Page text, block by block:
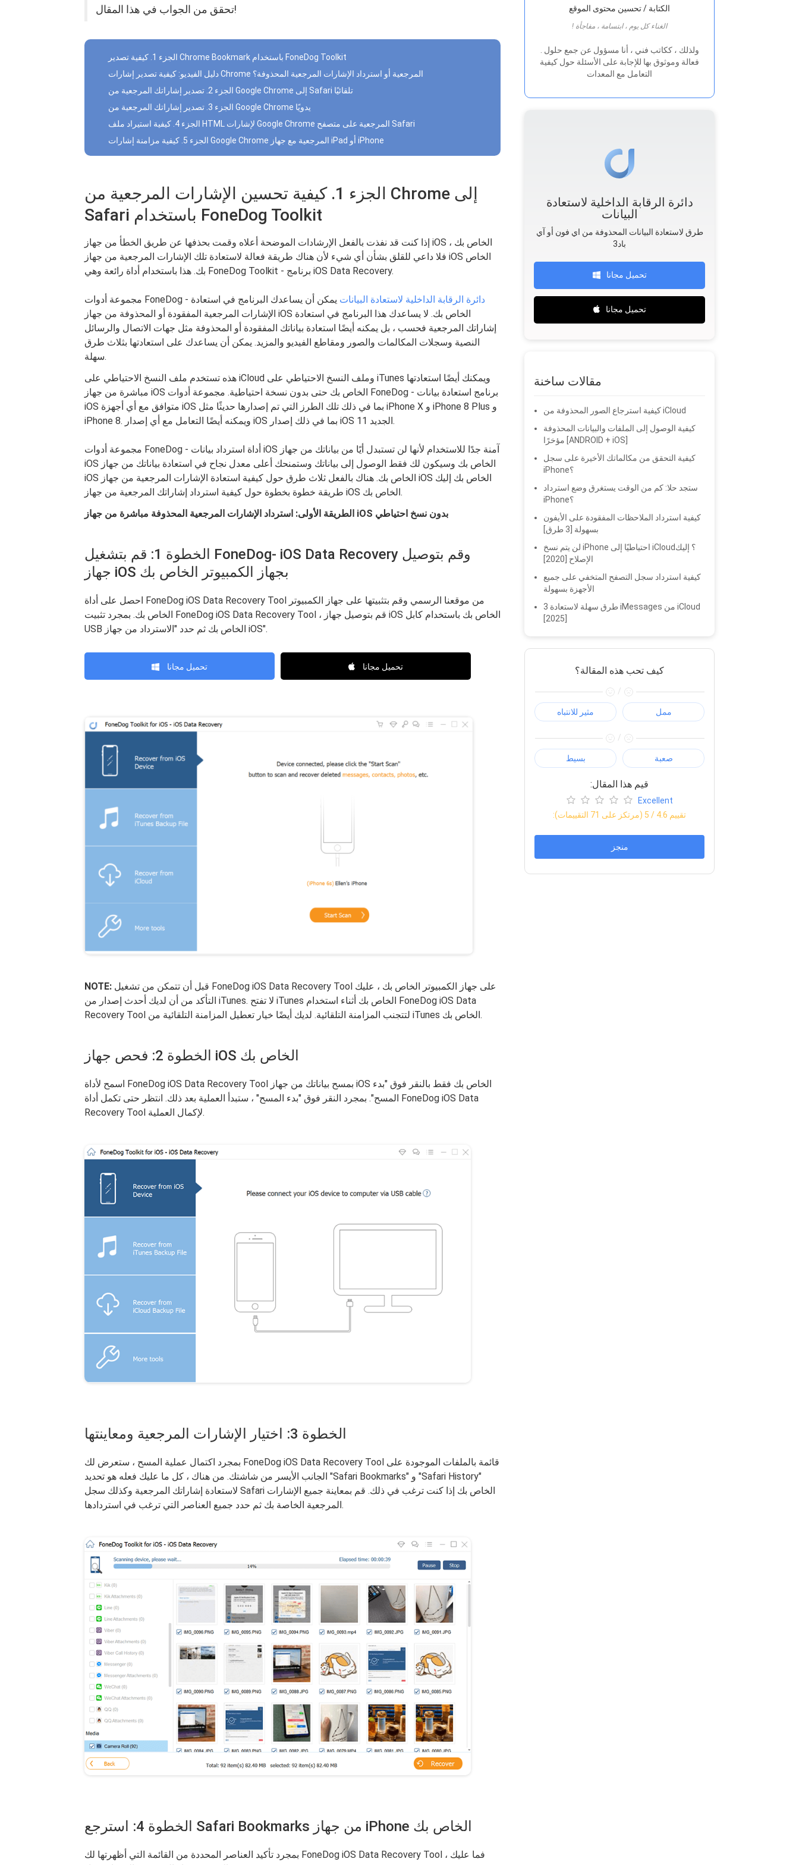
تحقق من الجواب في هذا المقال!
الجزء 1. كيفية تصدير Chrome Bookmark باستخدام FoneDog Toolkit
دليل الفيديو: كيفية تصدير إشارات Chrome المرجعية أو استرداد الإشارات المرجعية المحذوفة؟
الجزء 2. تصدير إشاراتك المرجعية من Google Chrome إلى Safari تلقائيًا
الجزء 3. تصدير إشاراتك المرجعية من Google Chrome يدويًا
الجزء 4. كيفية استيراد ملف HTML لإشارات Google Chrome المرجعية على متصفح Safari
الجزء 5. كيفية مزامنة إشارات Google Chrome المرجعية مع جهاز iPad أو iPhone
الجزء 1. كيفية تحسين الإشارات المرجعية من Chrome إلى
Safari باستخدام FoneDog Toolkit
إذا كنت قد نفذت بالفعل الإرشادات الموضحة أعلاه وقمت بحذفها عن طريق الخطأ من جهاز iOS الخاص بك ،
فلا داعي للقلق بشأن أي شيء لأن هناك طريقة فعالة لاستعادة تلك الإشارات المرجعية من جهاز iOS الخاص
بك. هذا باستخدام أداة رائعة وهي FoneDog Toolkit - برنامج iOS Data Recovery.
مجموعة أدوات FoneDog - دائرة الرقابة الداخلية لاستعادة البيانات يمكن أن يساعدك البرنامج في استعادة
الإشارات المرجعية المفقودة أو المحذوفة من جهاز iOS الخاص بك. لا يساعدك هذا البرنامج في استعادة
إشاراتك المرجعية فحسب ، بل يمكنه أيضًا استعادة بياناتك المفقودة أو المحذوفة مثل جهات الاتصال والرسائل
النصية وسجلات المكالمات والصور ومقاطع الفيديو والمزيد. يمكن أن يساعدك على استعادتها بثلاث طرق
سهلة.
هذه تستخدم ملف النسخ الاحتياطي على iCloud وملف النسخ الاحتياطي على iTunes ويمكنك أيضًا استعادتها
مباشرة من جهاز iOS الخاص بك حتى بدون نسخة احتياطية. مجموعة أدوات FoneDog - برنامج استعادة بيانات
iOS متوافق مع أي أجهزة iOS بما في ذلك تلك الطرز التي تم إصدارها حديثًا مثل iPhone X و iPhone 8 Plus و
iPhone 8. ويمكنه أيضًا التعامل مع أي إصدار iOS بما في ذلك إصدار iOS 11 الجديد.
مجموعة أدوات FoneDog - أداة استرداد بيانات iOS آمنة جدًا للاستخدام لأنها لن تستبدل أيًا من بياناتك من جهاز
iOS الخاص بك وسيكون لك فقط الوصول إلى بياناتك وستمنحك أعلى معدل نجاح في استعادة بياناتك من جهاز
iOS الخاص بك. هناك بالفعل ثلاث طرق حول كيفية استعادة الإشارات المرجعية من جهاز iOS الخاص بك إليك
طريقة خطوة بخطوة حول كيفية استرداد إشاراتك المرجعية من جهاز iOS الخاص بك.
الطريقة الأولى: استرداد الإشارات المرجعية المحذوفة مباشرة من جهاز iOS بدون نسخ احتياطي
الخطوة 1: قم بتشغيل FoneDog- iOS Data Recovery وقم بتوصيل
جهاز iOS بجهاز الكمبيوتر الخاص بك
احصل على أداة FoneDog iOS Data Recovery Tool من موقعنا الرسمي وقم بتثبيتها على جهاز الكمبيوتر
الخاص بك. بمجرد تثبيت FoneDog iOS Data Recovery Tool ، قم بتوصيل جهاز iOS الخاص بك باستخدام كابل
USB الخاص بك ثم حدد "الاسترداد من جهاز iOS".
تحميل مجانا تحميل مجانا
NOTE:
التأكد من أن لديك أحدث إصدار من iTunes. لا تفتح iTunes الخاص بك أثناء استخدام FoneDog iOS Data
Recovery Tool لتتجنب المزامنة التلقائية. لديك أيضًا خيار تعطيل المزامنة التلقائية من iTunes الخاص بك.
الخطوة 2: فحص جهاز iOS الخاص بك
اسمح لأداة FoneDog iOS Data Recovery Tool بمسح بياناتك من جهاز iOS الخاص بك فقط بالنقر فوق "بدء
المسح". بمجرد النقر فوق "بدء المسح" ، ستبدأ العملية بعد ذلك. انتظر حتى تكمل أداة FoneDog iOS Data
Recovery Tool لإكمال العملية.
الخطوة 3: اختيار الإشارات المرجعية ومعاينتها
بمجرد اكتمال عملية المسح ، ستعرض لك FoneDog iOS Data Recovery Tool قائمة بالملفات الموجودة على
الجانب الأيسر من شاشتك. من هناك ، كل ما عليك فعله هو تحديد "Safari Bookmarks" و "Safari History"
لاستعادة إشاراتك المرجعية وكذلك سجل Safari الخاص بك إذا كنت ترغب في ذلك. قم بمعاينة جميع الإشارات
المرجعية الخاصة بك ثم حدد جميع العناصر التي ترغب في استردادها.
الخطوة 4: استرجع Safari Bookmarks من جهاز iPhone الخاص بك
بمجرد تأكيد العناصر المحددة من القائمة التي أظهرتها لك FoneDog iOS Data Recovery Tool ، فما عليك
الكتابة / تحسين محتوى الموقع
! الغناء كل يوم ، ابتسامة ، مفاجأة
فعالة وموثوق بها للإجابة على الأسئلة حول كيفية
التعامل مع المعدات
دائرة الرقابة الداخلية لاستعادة
البيانات
طرق لاستعادة البيانات المحذوفة من اي فون أو آي
باد3
تحميل مجانا
تحميل مجانا
مقالات ساخنة
كيفية استرجاع الصور المحذوفة من iCloud
كيفية الوصول إلى الملفات والبيانات المحذوفة
مؤخرًا [ANDROID + iOS]
كيفية التحقق من مكالماتك الأخيرة على سجل
iPhone؟
ستجد حلا: كم من الوقت يستغرق وضع استرداد
iPhone؟
كيفية استرداد الملاحظات المفقودة على الأيفون
بسهولة [3 طرق]
لن يتم نسخ iPhone احتياطيًا إلى iCloud؟ إليك
الإصلاح [2020]
كيفية استرداد سجل التصفح المتخفي على جميع
الأجهزة بسهولة
3 طرق سهلة لاستعادة iMessages من iCloud
[2025]
كيف تحب هذه المقالة؟
/
مثير للانتباه ممل
/
بسيط صعبة
:قيم هذا المقال
Excellent
:تقييم 4.6 / 5 (مرتكز على 71 التقييمات)
منجز